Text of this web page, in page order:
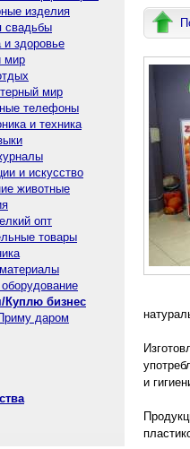
изделия
свадьбы
и здоровье
мир
мир
телефоны
и техника
и искусство
животные
опт
товары
Куплю бизнес
даром
и